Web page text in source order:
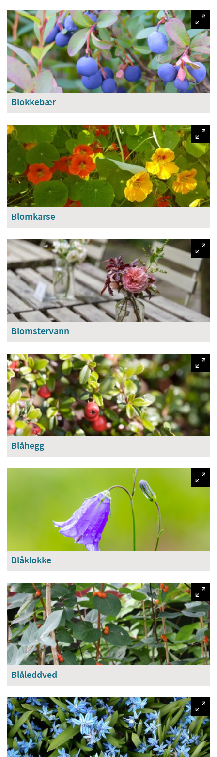
Blokkebær
Blomkarse
Blomstervann
Blåhegg
Blåklokke
Blåleddved